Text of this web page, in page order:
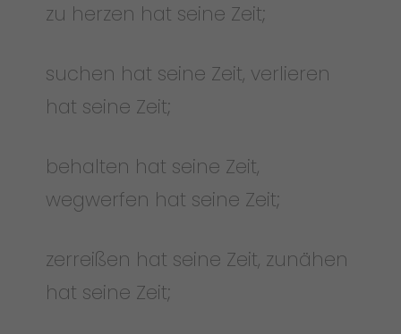
zu herzen hat seine Zeit;
suchen hat seine Zeit, verlieren
hat seine Zeit;
behalten hat seine Zeit,
wegwerfen hat seine Zeit;
zerreißen hat seine Zeit, zunähen
hat seine Zeit;